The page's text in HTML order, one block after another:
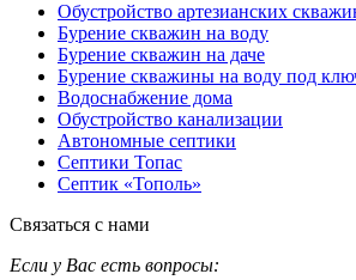
Обустройство артезианских
Бурение скважин на воду
Бурение скважин на даче
Бурение скважины на воду под
Водоснабжение дома
Обустройство канализации
Автономные септики
Септики Топас
Септик «Тополь»
Связаться с нами
Если у Вас есть вопросы: